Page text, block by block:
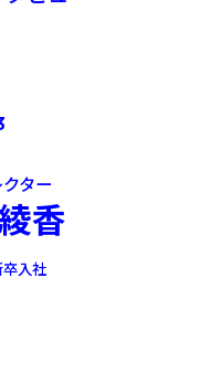
ター
香
入社